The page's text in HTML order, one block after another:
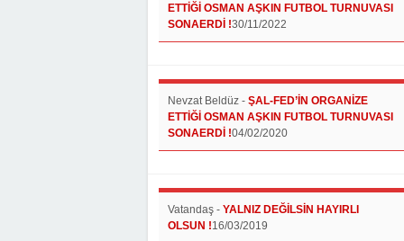
ETTİĞİ OSMAN AŞKIN FUTBOL TURNUVASI
SONAERDİ !30/11/2022
Nevzat Beldüz - ŞAL-FED’İN ORGANİZE
ETTİĞİ OSMAN AŞKIN FUTBOL TURNUVASI
SONAERDİ !04/02/2020
Vatandaş - YALNIZ DEĞİLSİN HAYIRLI
OLSUN !16/03/2019